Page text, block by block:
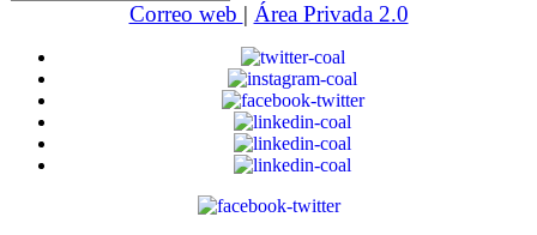
Correo web | Área Privada 2.0